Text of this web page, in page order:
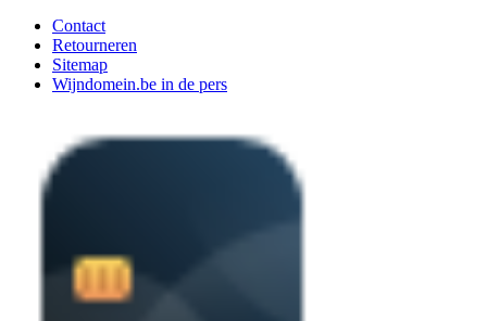
Contact
Retourneren
Sitemap
Wijndomein.be in de pers